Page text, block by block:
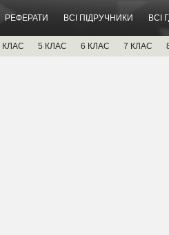
РЕФЕРАТИ ВСІ ПІДРУЧНИКИ ВСІ
КЛАС 5 КЛАС 6 КЛАС 7 КЛАС